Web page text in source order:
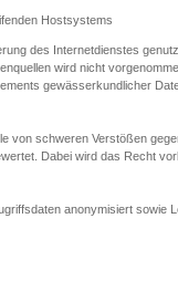
Hostsystems
des Internetdienstes
wird nicht
gewässerkundlicher
von schweren Verstößen
Dabei wird das Recht
anonymisiert sowie